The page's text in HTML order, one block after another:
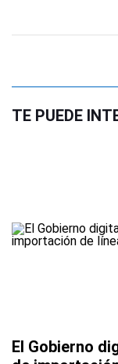
TE PUEDE
El Gobierno